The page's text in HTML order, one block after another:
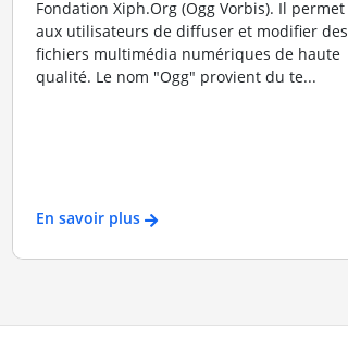
Fondation Xiph.Org (Ogg Vorbis). Il permet
aux utilisateurs de diffuser et modifier des
fichiers multimédia numériques de haute
qualité. Le nom "Ogg" provient du te...
En savoir plus